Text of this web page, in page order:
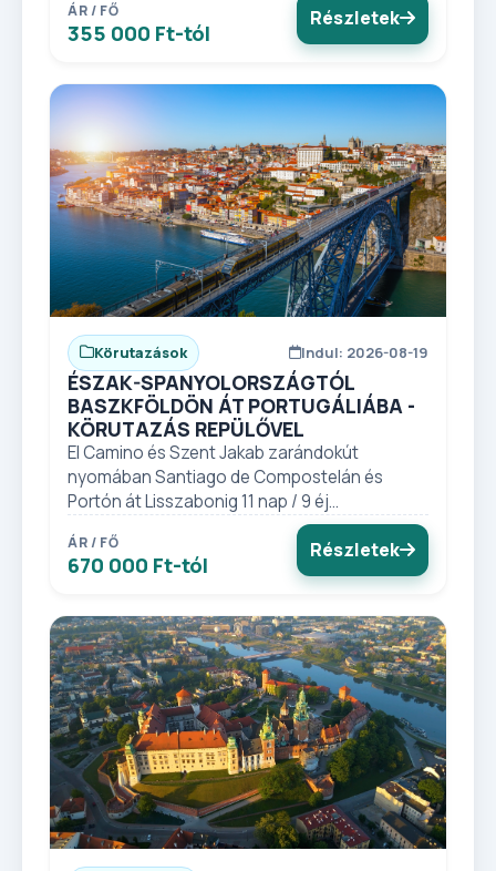
ÁR / FŐ
355 000 Ft-tól
Részletek
Körutazások Indul: 2026-08-19
ÉSZAK-SPANYOLORSZÁGTÓL
BASZKFÖLDÖN ÁT PORTUGÁLIÁBA -
KÖRUTAZÁS REPÜLŐVEL
El Camino és Szent Jakab zarándokút
nyomában Santiago de Compostelán és
Portón át Lisszabonig 11 nap / 9 éj...
ÁR / FŐ
670 000 Ft-tól
Részletek